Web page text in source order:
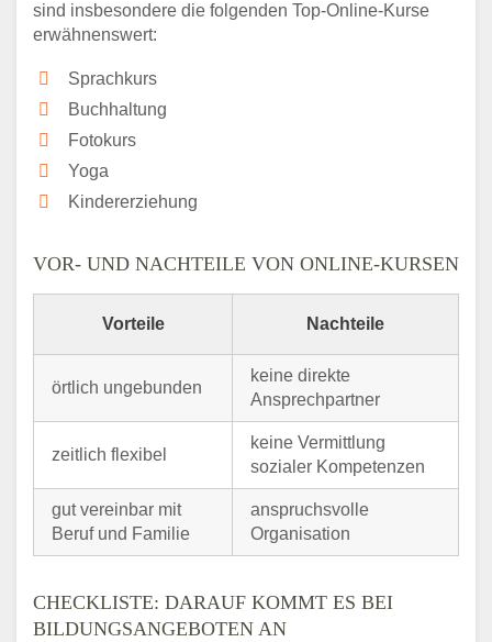
sind insbesondere die folgenden Top-Online-Kurse
erwähnenswert:
Sprachkurs
Buchhaltung
Fotokurs
Yoga
Kindererziehung
VOR- UND NACHTEILE VON ONLINE-KURSEN
Vorteile Nachteile
örtlich ungebunden
keine direkte
Ansprechpartner
zeitlich flexibel
keine Vermittlung
sozialer Kompetenzen
gut vereinbar mit
Beruf und Familie
anspruchsvolle
Organisation
CHECKLISTE: DARAUF KOMMT ES BEI
BILDUNGSANGEBOTEN AN